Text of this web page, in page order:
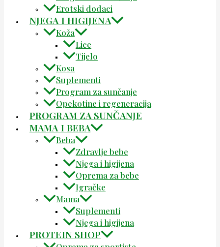
Erotski dodaci
NJEGA I HIGIJENA
Koža
Lice
Tijelo
Kosa
Suplementi
Program za sunčanje
Opekotine i regeneracija
PROGRAM ZA SUNČANJE
MAMA I BEBA
Beba
Zdravlje bebe
Njega i higijena
Oprema za bebe
Igračke
Mama
Suplementi
Njega i higijena
PROTEIN SHOP